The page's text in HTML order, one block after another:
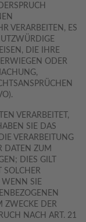
VERARBEITEN, ES
DIE IHRE
ODER
VERARBEITET,
SIE DAS
VERARBEITUNG
DATEN ZUM
DIES GILT
SOLCHER
WENN SIE
ZWECKE DER
NACH ART. 21